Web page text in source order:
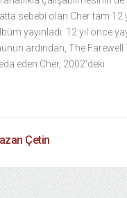
sebebi olan Cher tam 12
yayınladı. 12 yıl önce
ardından, The Farewell
eden Cher, 2002’deki
Çetin